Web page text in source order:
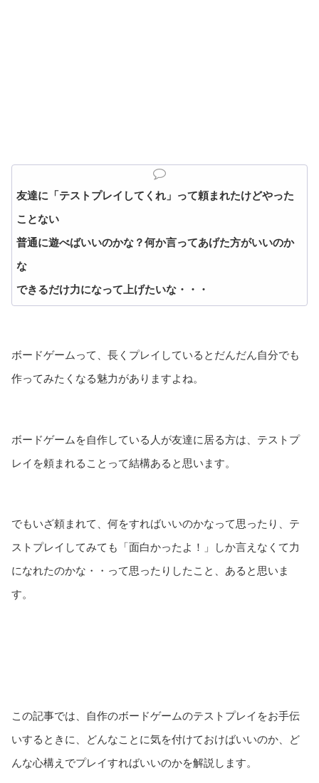
友達に「テストプレイしてくれ」って頼まれたけどやった
ことない
普通に遊べばいいのかな？何か言ってあげた方がいいのか
な
できるだけ力になって上げたいな・・・
ボードゲームって、長くプレイしているとだんだん自分でも
作ってみたくなる魅力がありますよね。
ボードゲームを自作している人が友達に居る方は、テストプ
レイを頼まれることって結構あると思います。
でもいざ頼まれて、何をすればいいのかなって思ったり、テ
ストプレイしてみても「面白かったよ！」しか言えなくて力
になれたのかな・・って思ったりしたこと、あると思いま
す。
この記事では、自作のボードゲームのテストプレイをお手伝
いするときに、どんなことに気を付けておけばいいのか、ど
んな心構えでプレイすればいいのかを解説します。